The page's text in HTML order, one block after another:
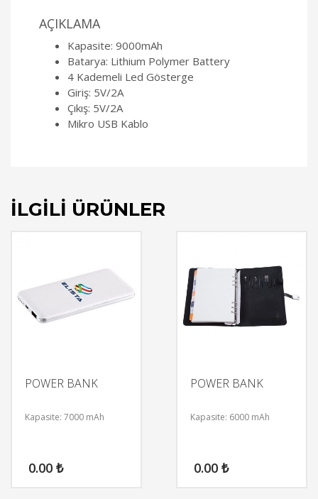
AÇIKLAMA
Kapasite: 9000mAh
Batarya: Lithium Polymer Battery
4 Kademeli Led Gösterge
Giriş: 5V/2A
Çıkış: 5V/2A
Mikro USB Kablo
İLGILI ÜRÜNLER
POWER BANK
Kapasite: 7000 mAh
0.00 ₺
POWER BANK
Kapasite: 6000 mAh
0.00 ₺